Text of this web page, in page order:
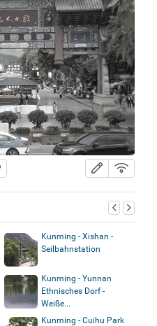
Kunming - Xishan -
Seilbahnstation
Kunming - Yunnan
Ethnisches Dorf -
Weiße...
Kunming - Cuihu Park